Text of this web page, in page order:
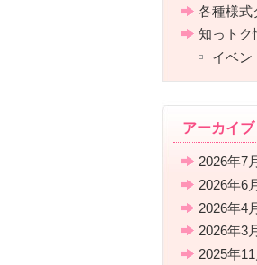
各種様式
知っトク
イベン
アーカイブ
2026年7
2026年6
2026年4
2026年3
2025年11